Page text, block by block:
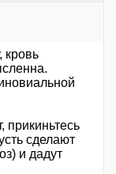
кровь
прикиньтесь
сделают
и дадут